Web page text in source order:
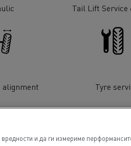
Tail Lift Service
alignment Tyre
и да ги измериме